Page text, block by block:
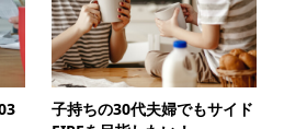
子持ちの30代夫婦でもサイド